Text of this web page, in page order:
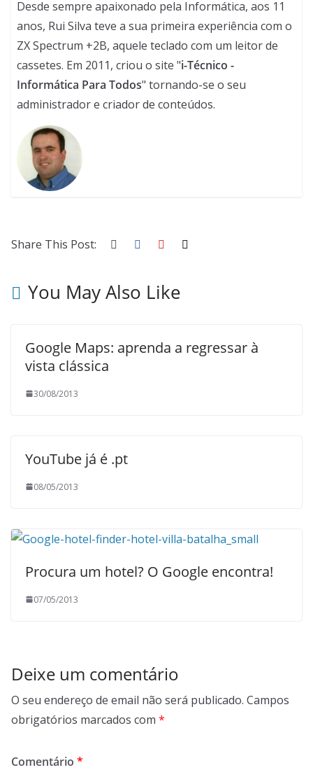
Desde sempre apaixonado pela Informática, aos 11
anos, Rui Silva teve a sua primeira experiência com o
ZX Spectrum +2B, aquele teclado com um leitor de
cassetes. Em 2011, criou o site "i-Técnico -
Informática Para Todos" tornando-se o seu
administrador e criador de conteúdos.
Share This Post:
You May Also Like
Google Maps: aprenda a regressar à
vista clássica
30/08/2013
YouTube já é .pt
08/05/2013
Procura um hotel? O Google encontra!
07/05/2013
Deixe um comentário
O seu endereço de email não será publicado. Campos
obrigatórios marcados com *
Comentário *